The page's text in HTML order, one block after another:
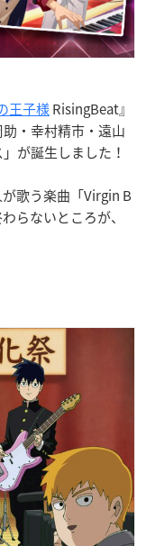
王子様RisingBeat』
・幸村精市・遠山
が誕生しました！
歌う楽曲「Virgin B
らないところが、